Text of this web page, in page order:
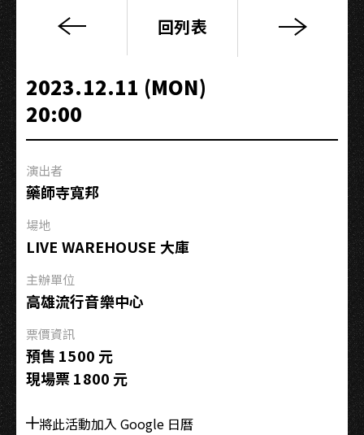
2024
吸
到
我
空
/
妄
合
作
社、
夜
乒
乓、
/
回列表
2023.12.11 (MON)
20:00
演出者
藥師寺寬邦
場地
LIVE WAREHOUSE 大庫
主辦單位
高雄流行音樂中心
票價資訊
預售 1500 元
現場票 1800 元
將此活動加入 Google 日曆